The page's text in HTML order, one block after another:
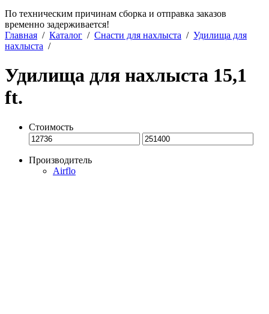
По техническим причинам сборка и отправка заказов
временно задерживается!
Главная / Каталог / Снасти для нахлыста / Удилища для
нахлыста /
Удилища для нахлыста 15,1
ft.
Стоимость
Производитель
Airflo